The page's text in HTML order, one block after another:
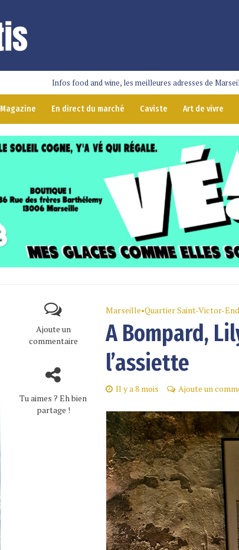
Infos food and wine, les meilleures adresses de
Magazine En direct du marché Caviste Art de vivre
Ajoute un
commentaire
Tu aimes ? Eh bien
partage !
Marseille•Quartier Saint-Victor-
A Bompard,
l’assiette
Il y a 8 mois Ajoute un